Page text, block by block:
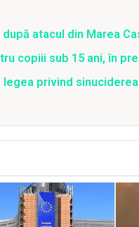
atacul din Marea
copiii sub 15 ani, în
legea privind